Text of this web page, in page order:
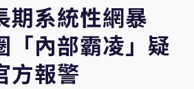
期系統性網暴
「內部霸凌」疑
報警